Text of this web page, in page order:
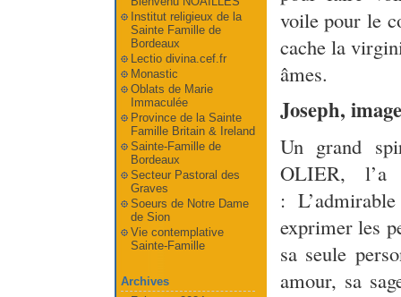
voile pour le
cache la
âmes.
Joseph,
Un grand
OLIER, l’a
:
exprimer les
sa seule
amour, sa
Institut religieux de la
Sainte Famille de
Bordeaux
Lectio divina.cef.fr
Monastic
Oblats de Marie
Immaculée
Province de la Sainte
Famille Britain & Ireland
Sainte-Famille de
Bordeaux
Secteur Pastoral des
Graves
Soeurs de Notre Dame
de Sion
Vie contemplative
Sainte-Famille
Archives